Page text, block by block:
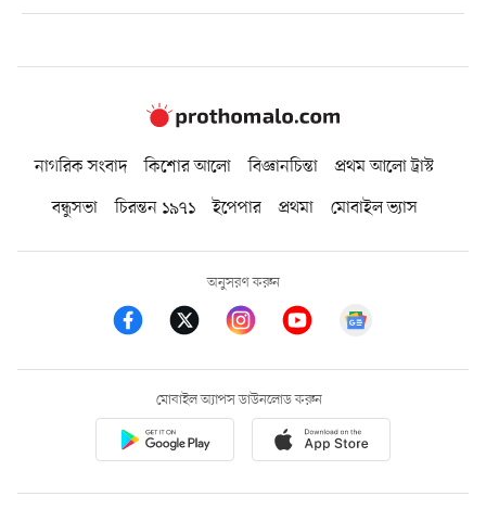
নাগরিক সংবাদ কিশোর আলো বিজ্ঞানচিন্তা
প্রথম আলো ট্রাস্ট
বন্ধুসভা
চিরন্তন ১৯৭১ ইপেপার প্রথমা মোবাইল ভ্যাস
অনুসরণ করুন
মোবাইল অ্যাপস ডাউনলোড করুন